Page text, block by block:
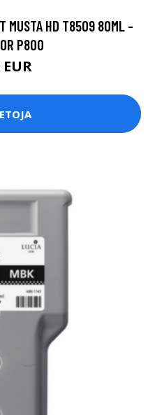
MUSTA HD T8509 80ML -
P800